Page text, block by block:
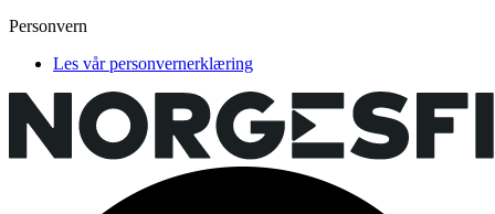
Personvern
Les vår personvernerklæring